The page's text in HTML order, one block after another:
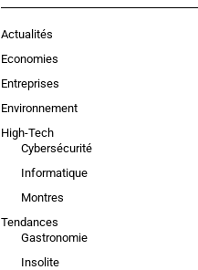
Actualités
Economies
Entreprises
Environnement
High-Tech
Cybersécurité
Informatique
Montres
Tendances
Gastronomie
Insolite